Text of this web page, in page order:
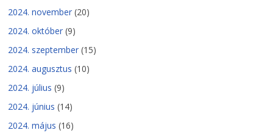
2024. november (20)
2024. október (9)
2024. szeptember (15)
2024. augusztus (10)
2024. július (9)
2024. június (14)
2024. május (16)